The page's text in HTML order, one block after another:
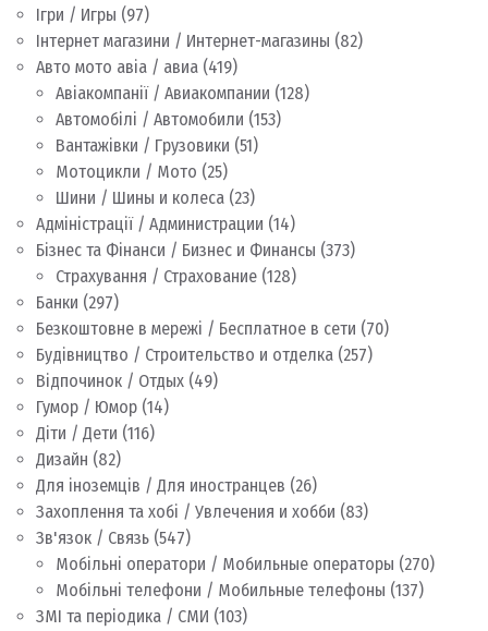
Ігри / Игры (97)
Інтернет магазини / Интернет-магазины (82)
Авто мото авіа / авиа (419)
Авіакомпанії / Авиакомпании (128)
Автомобілі / Автомобили (153)
Вантажівки / Грузовики (51)
Мотоцикли / Мото (25)
Шини / Шины и колеса (23)
Адміністрації / Администрации (14)
Бізнес та Фінанси / Бизнес и Финансы (373)
Страхування / Страхование (128)
Банки (297)
Безкоштовне в мережі / Бесплатное в сети (70)
Будівництво / Строительство и отделка (257)
Відпочинок / Отдых (49)
Гумор / Юмор (14)
Діти / Дети (116)
Дизайн (82)
Для іноземців / Для иностранцев (26)
Захоплення та хобі / Увлечения и хобби (83)
Зв'язок / Связь (547)
Мобільні оператори / Мобильные операторы (270)
Мобільні телефони / Мобильные телефоны (137)
ЗМІ та періодика / СМИ (103)